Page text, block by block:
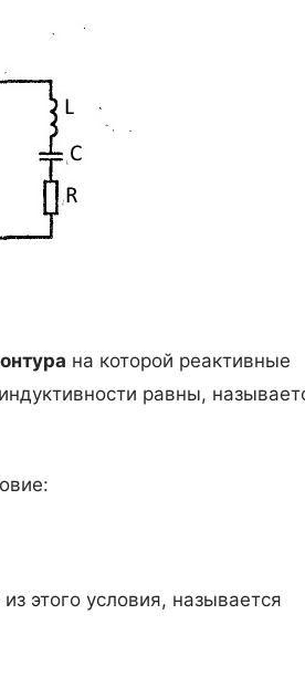
на которой реактивные
равны,
этого условия, называется